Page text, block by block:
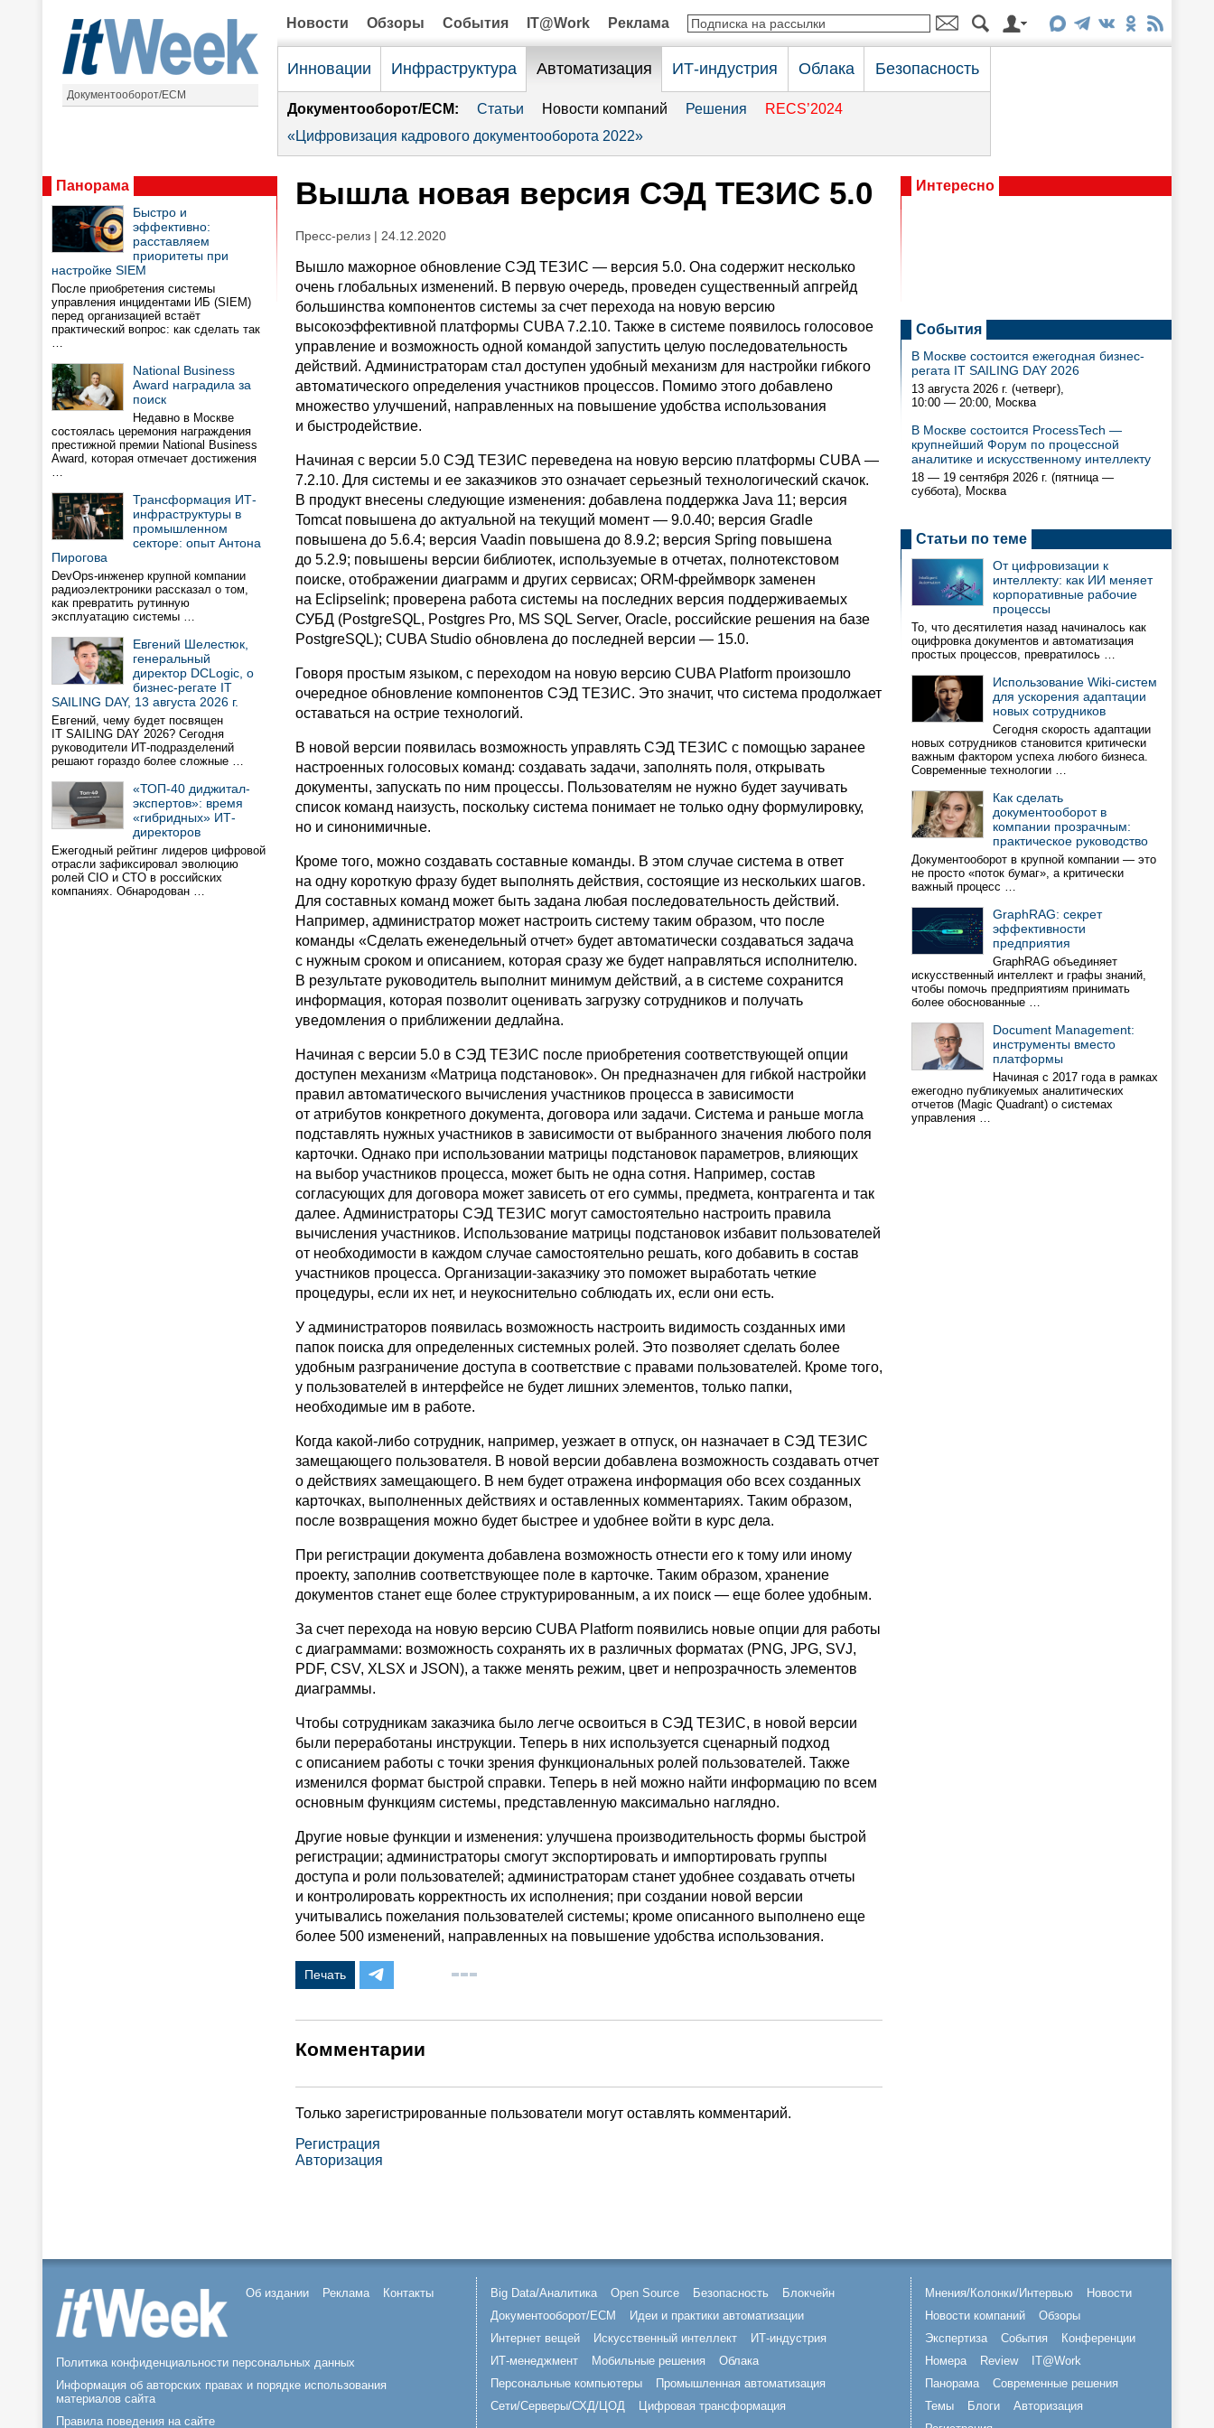
Документооборот/ECM
Новости Обзоры События IT@Work Реклама
Инновации Инфраструктура Автоматизация ИТ-индустрия Облака Безопасность
Документооборот/ECM: Статьи Новости компаний Решения
RECS’2024
«Цифровизация кадрового документооборота 2022»
Панорама
Быстро и
эффективно:
расставляем
приоритеты при
настройке SIEM
После приобретения системы
управления инцидентами ИБ (SIEM)
перед организацией встаёт
практический вопрос: как сделать так
…
National Business
Award наградила за
поиск
Недавно в Москве
состоялась церемония награждения
престижной премии National Business
Award, которая отмечает достижения
…
Трансформация ИТ-
инфраструктуры в
промышленном
секторе: опыт Антона
Пирогова
DevOps-инженер крупной компании
радиоэлектроники рассказал о том,
как превратить рутинную
эксплуатацию системы …
Евгений Шелестюк,
генеральный
директор DCLogic, о
бизнес-регате IT
SAILING DAY, 13 августа 2026 г.
Евгений, чему будет посвящен
IT SAILING DAY 2026? Сегодня
руководители ИТ-подразделений
решают гораздо более сложные …
«ТОП-40 диджитал-
экспертов»: время
«гибридных» ИТ-
директоров
Ежегодный рейтинг лидеров цифровой
отрасли зафиксировал эволюцию
ролей CIO и CTO в российских
компаниях. Обнародован …
Вышла новая версия СЭД ТЕЗИС 5.0
Пресс-релиз | 24.12.2020
Вышло мажорное обновление СЭД ТЕЗИС — версия 5.0. Она содержит несколько
очень глобальных изменений. В первую очередь, проведен существенный апгрейд
большинства компонентов системы за счет перехода на новую версию
высокоэффективной платформы CUBA 7.2.10. Также в системе появилось голосовое
управление и возможность одной командой запустить целую последовательность
действий. Администраторам стал доступен удобный механизм для настройки гибкого
автоматического определения участников процессов. Помимо этого добавлено
множество улучшений, направленных на повышение удобства использования
и быстродействие.
Начиная с версии 5.0 СЭД ТЕЗИС переведена на новую версию платформы CUBA —
7.2.10. Для системы и ее заказчиков это означает серьезный технологический скачок.
В продукт внесены следующие изменения: добавлена поддержка Java 11; версия
Tomcat повышена до актуальной на текущий момент — 9.0.40; версия Gradle
повышена до 5.6.4; версия Vaadin повышена до 8.9.2; версия Spring повышена
до 5.2.9; повышены версии библиотек, используемые в отчетах, полнотекстовом
поиске, отображении диаграмм и других сервисах; ORM-фреймворк заменен
на Eclipselink; проверена работа системы на последних версия поддерживаемых
СУБД (PostgreSQL, Postgres Pro, MS SQL Server, Oracle, российские решения на базе
PostgreSQL); CUBA Studio обновлена до последней версии — 15.0.
Говоря простым языком, с переходом на новую версию CUBA Platform произошло
очередное обновление компонентов СЭД ТЕЗИС. Это значит, что система продолжает
оставаться на острие технологий.
В новой версии появилась возможность управлять СЭД ТЕЗИС с помощью заранее
настроенных голосовых команд: создавать задачи, заполнять поля, открывать
документы, запускать по ним процессы. Пользователям не нужно будет заучивать
список команд наизусть, поскольку система понимает не только одну формулировку,
но и синонимичные.
Кроме того, можно создавать составные команды. В этом случае система в ответ
на одну короткую фразу будет выполнять действия, состоящие из нескольких шагов.
Для составных команд может быть задана любая последовательность действий.
Например, администратор может настроить систему таким образом, что после
команды «Сделать еженедельный отчет» будет автоматически создаваться задача
с нужным сроком и описанием, которая сразу же будет направляться исполнителю.
В результате руководитель выполнит минимум действий, а в системе сохранится
информация, которая позволит оценивать загрузку сотрудников и получать
уведомления о приближении дедлайна.
Начиная с версии 5.0 в СЭД ТЕЗИС после приобретения соответствующей опции
доступен механизм «Матрица подстановок». Он предназначен для гибкой настройки
правил автоматического вычисления участников процесса в зависимости
от атрибутов конкретного документа, договора или задачи. Система и раньше могла
подставлять нужных участников в зависимости от выбранного значения любого поля
карточки. Однако при использовании матрицы подстановок параметров, влияющих
на выбор участников процесса, может быть не одна сотня. Например, состав
согласующих для договора может зависеть от его суммы, предмета, контрагента и так
далее. Администраторы СЭД ТЕЗИС могут самостоятельно настроить правила
вычисления участников. Использование матрицы подстановок избавит пользователей
от необходимости в каждом случае самостоятельно решать, кого добавить в состав
участников процесса. Организации-заказчику это поможет выработать четкие
процедуры, если их нет, и неукоснительно соблюдать их, если они есть.
У администраторов появилась возможность настроить видимость созданных ими
папок поиска для определенных системных ролей. Это позволяет сделать более
удобным разграничение доступа в соответствие с правами пользователей. Кроме того,
у пользователей в интерфейсе не будет лишних элементов, только папки,
необходимые им в работе.
Когда какой-либо сотрудник, например, уезжает в отпуск, он назначает в СЭД ТЕЗИС
замещающего пользователя. В новой версии добавлена возможность создавать отчет
о действиях замещающего. В нем будет отражена информация обо всех созданных
карточках, выполненных действиях и оставленных комментариях. Таким образом,
после возвращения можно будет быстрее и удобнее войти в курс дела.
При регистрации документа добавлена возможность отнести его к тому или иному
проекту, заполнив соответствующее поле в карточке. Таким образом, хранение
документов станет еще более структурированным, а их поиск — еще более удобным.
За счет перехода на новую версию CUBA Platform появились новые опции для работы
с диаграммами: возможность сохранять их в различных форматах (PNG, JPG, SVJ,
PDF, CSV, XLSX и JSON), а также менять режим, цвет и непрозрачность элементов
диаграммы.
Чтобы сотрудникам заказчика было легче освоиться в СЭД ТЕЗИС, в новой версии
были переработаны инструкции. Теперь в них используется сценарный подход
с описанием работы с точки зрения функциональных ролей пользователей. Также
изменился формат быстрой справки. Теперь в ней можно найти информацию по всем
основным функциям системы, представленную максимально наглядно.
Другие новые функции и изменения: улучшена производительность формы быстрой
регистрации; администраторы смогут экспортировать и импортировать группы
доступа и роли пользователей; администраторам станет удобнее создавать отчеты
и контролировать корректность их исполнения; при создании новой версии
учитывались пожелания пользователей системы; кроме описанного выполнено еще
более 500 изменений, направленных на повышение удобства использования.
Печать
Комментарии
Только зарегистрированные пользователи могут оставлять комментарий.
Регистрация
Авторизация
Интересно
События
В Москве состоится ежегодная бизнес-
регата IT SAILING DAY 2026
13 августа 2026 г. (четверг),
10:00 — 20:00, Москва
В Москве состоится ProcessTech —
крупнейший Форум по процессной
аналитике и искусственному интеллекту
18 — 19 сентября 2026 г. (пятница —
суббота), Москва
Статьи по теме
От цифровизации к
интеллекту: как ИИ меняет
корпоративные рабочие
процессы
То, что десятилетия назад начиналось как
оцифровка документов и автоматизация
простых процессов, превратилось …
Использование Wiki-систем
для ускорения адаптации
новых сотрудников
Сегодня скорость адаптации
новых сотрудников становится критически
важным фактором успеха любого бизнеса.
Современные технологии …
Как сделать
документооборот в
компании прозрачным:
практическое руководство
Документооборот в крупной компании — это
не просто «поток бумаг», а критически
важный процесс …
GraphRAG: cекрет
эффективности
предприятия
GraphRAG объединяет
искусственный интеллект и графы знаний,
чтобы помочь предприятиям принимать
более обоснованные …
Document Management:
инструменты вместо
платформы
Начиная с 2017 года в рамках
ежегодно публикуемых аналитических
отчетов (Magic Quadrant) о системах
управления …
Об издании Реклама Контакты
Политика конфиденциальности персональных данных
Информация об авторских правах и порядке использования
материалов сайта
Правила поведения на сайте
Big Data/Аналитика Open Source Безопасность
Блокчейн
Документооборот/ECM
Идеи и практики автоматизации
Интернет вещей
Искусственный интеллект
ИТ-индустрия
ИТ-менеджмент
Мобильные решения
Облака
Персональные компьютеры
Промышленная автоматизация
Сети/Серверы/СХД/ЦОД
Цифровая трансформация
Мнения/Колонки/Интервью
Новости
Новости компаний
Обзоры
Экспертиза
События
Конференции
Номера
Review
IT@Work
Панорама
Современные решения
Темы
Блоги
Авторизация